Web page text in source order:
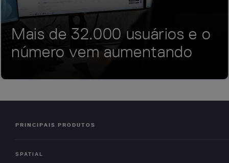
Mais de 32.000 usuários e o
número vem aumentando
PRINCIPAIS PRODUTOS
SPATIAL